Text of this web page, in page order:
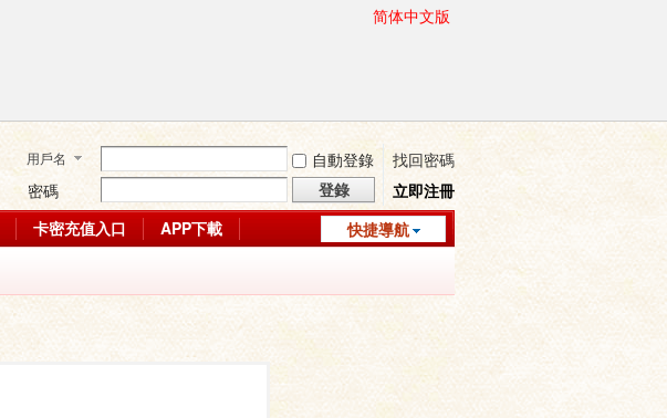
简体中文版
用戶名 自動登錄
找回密碼
密碼
登錄
立即注冊
快捷導航
卡密充值入口
APP下載